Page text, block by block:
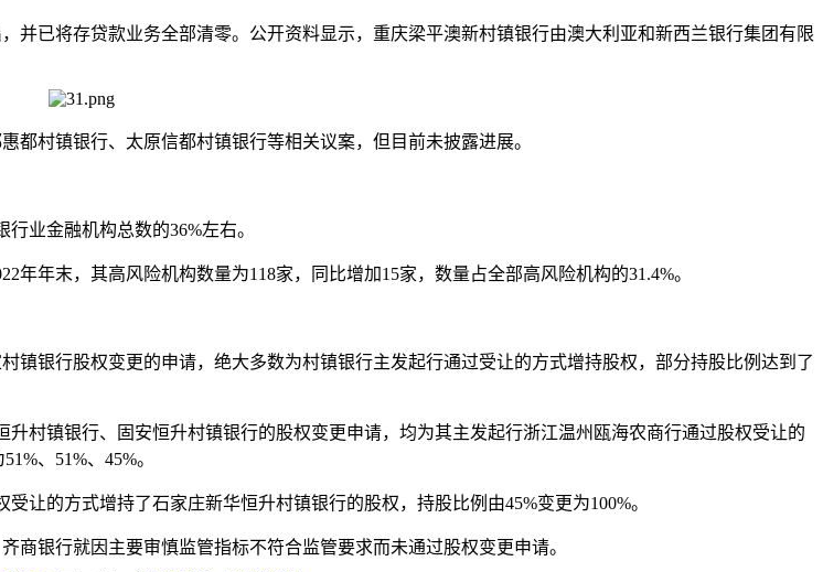
并已将存贷款业务全部清零。公开资料显示，重庆梁平澳新村镇银行由澳大利亚和新西兰银行集团有限
都村镇银行、太原信都村镇银行等相关议案，但目前未披露进展。
业金融机构总数的36%左右。
年年末，其高风险机构数量为118家，同比增加15家，数量占全部高风险机构的31.4%。
银行股权变更的申请，绝大多数为村镇银行主发起行通过受让的方式增持股权，部分持股比例达到了
镇银行、固安恒升村镇银行的股权变更申请，均为其主发起行浙江温州瓯海农商行通过股权受让的
、51%、45%。
的方式增持了石家庄新华恒升村镇银行的股权，持股比例由45%变更为100%。
银行就因主要审慎监管指标不符合监管要求而未通过股权变更申请。